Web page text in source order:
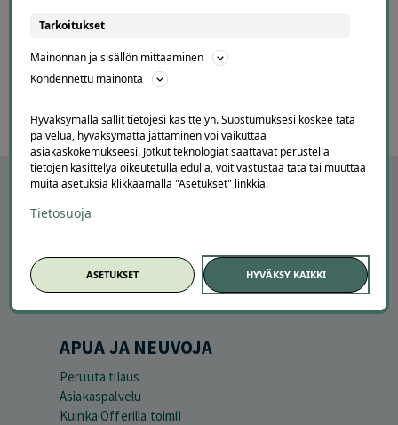
Page
APUA JA NEUVOJA
Peruuta tilaus
Asiakaspalvelu
Kuinka Offerilla toimii
Tarkoitukset
Mainonnan ja sisällön mittaaminen
Kohdennettu mainonta
Hyväksymällä sallit tietojesi käsittelyn. Suostumuksesi koskee tätä
palvelua, hyväksymättä jättäminen voi vaikuttaa
asiakaskokemukseesi. Jotkut teknologiat saattavat perustella
tietojen käsittelyä oikeutetulla edulla, voit vastustaa tätä tai muuttaa
muita asetuksia klikkaamalla "Asetukset" linkkiä.
Tietosuoja
ASETUKSET HYVÄKSY KAIKKI